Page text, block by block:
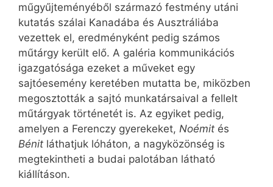
műgyűjteményéből származó festmény utáni
kutatás szálai Kanadába és Ausztráliába
vezettek el, eredményként pedig számos
műtárgy került elő. A galéria kommunikációs
igazgatósága ezeket a műveket egy
sajtóesemény keretében mutatta be, miközben
megosztották a sajtó munkatársaival a fellelt
műtárgyak történetét is. Az egyiket pedig,
amelyen a Ferenczy gyerekeket, Noémit és
Bénit láthatjuk lóháton, a nagyközönség is
megtekintheti a budai palotában látható
kiállításon.